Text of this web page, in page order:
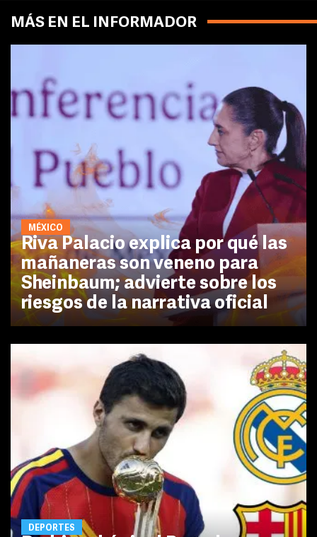
MÁS EN EL INFORMADOR
MÉXICO
Riva Palacio explica por qué las
mañaneras son veneno para
Sheinbaum; advierte sobre los
riesgos de la narrativa oficial
DEPORTES